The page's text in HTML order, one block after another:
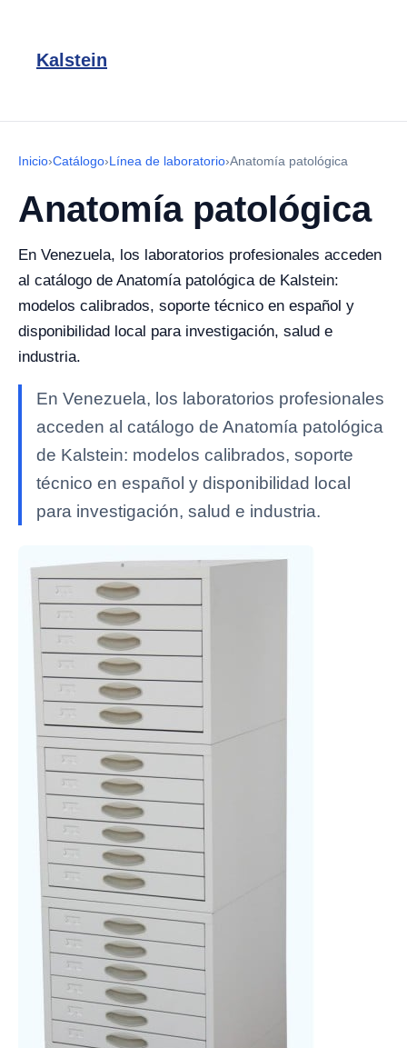
Kalstein
Inicio›Catálogo›Línea de laboratorio›Anatomía patológica
Anatomía patológica
En Venezuela, los laboratorios profesionales acceden
al catálogo de Anatomía patológica de Kalstein:
modelos calibrados, soporte técnico en español y
disponibilidad local para investigación, salud e
industria.
En Venezuela, los laboratorios profesionales
acceden al catálogo de Anatomía patológica
de Kalstein: modelos calibrados, soporte
técnico en español y disponibilidad local
para investigación, salud e industria.